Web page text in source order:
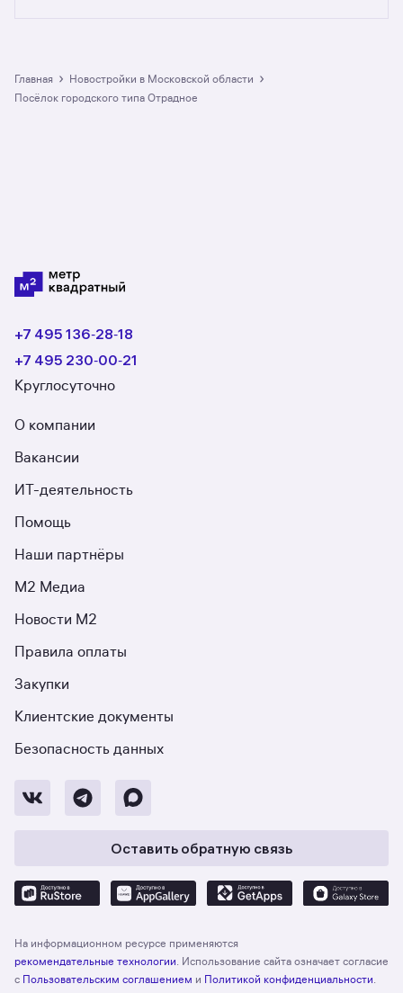
в разделе размещено 2 ЖК. Гарантия сделки:
вернём полную стоимость недвижимости, если
Главная › Новостройки в Московской области ›
посёлок городского типа Отрадное
+7 495 136‑28‑18
+7 495 230‑00‑21
Круглосуточно
О компании
Вакансии
ИТ-деятельность
Помощь
Наши партнёры
М2 Медиа
Новости М2
Правила оплаты
Закупки
Клиентские документы
Безопасность данных
Оставить обратную связь
На информационном ресурсе применяются
рекомендательные технологии . Использование сайта означает согласие
с Пользовательским соглашением и Политикой конфиденциальности